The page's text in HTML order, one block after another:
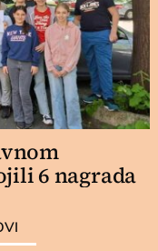
6 nagrada